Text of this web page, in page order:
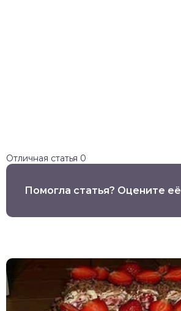
Отличная статья 0
Помогла статья? Оцените её